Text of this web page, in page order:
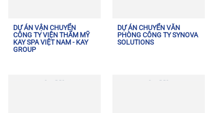
DỰ ÁN VẬN CHUYỂN
CÔNG TY VIỆN THẨM MỸ
KAY SPA VIỆT NAM - KAY
GROUP
DỰ ÁN CHUYỂN VĂN
PHÒNG CÔNG TY SYNOVA
SOLUTIONS